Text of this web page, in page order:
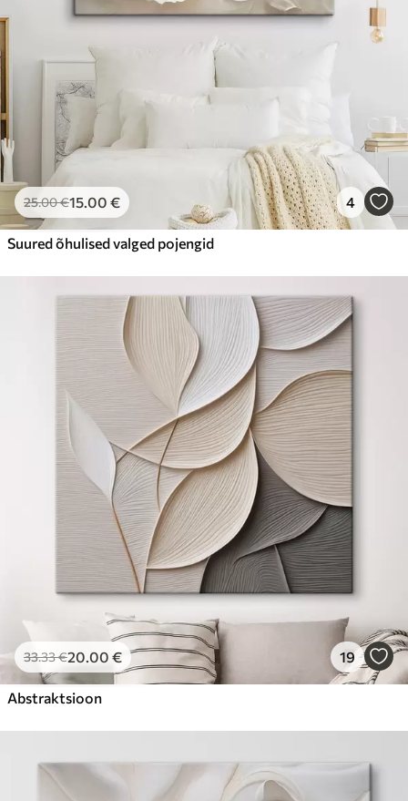
25.00€15.00 € 4
Suured õhulised valged pojengid
33.33€20.00 € 19
Abstraktsioon